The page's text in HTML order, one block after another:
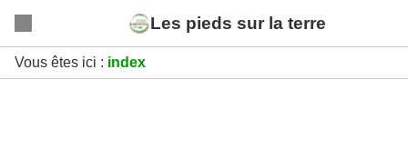
Les pieds sur la terre
Vous êtes ici : index